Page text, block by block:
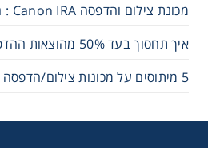
מכונת צילום והדפסה Canon IRA : המובילה במוסדות חינוך
איך תחסוך בעד 50% מהוצאות ההדפסה?
5 מיתוסים על מכונות צילום/הדפסה צבעוניות